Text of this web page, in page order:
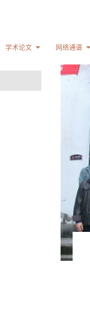
学术论文 网络通谱